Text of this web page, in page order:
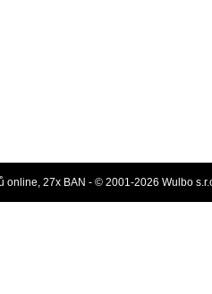
online, 27x BAN - © 2001-2026 Wulbo